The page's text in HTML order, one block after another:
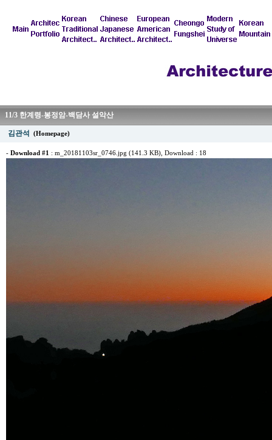
11/3 한계령-봉정암-백담사 설악산
김관석 (Homepage)
- Download #1 : m_20181103sr_0746.jpg (141.3 KB) , Download : 18